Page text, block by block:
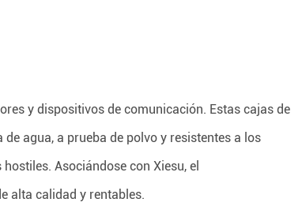
y dispositivos de comunicación. Estas cajas de
agua, a prueba de polvo y resistentes a los
Asociándose con Xiesu, el
alta calidad y rentables.